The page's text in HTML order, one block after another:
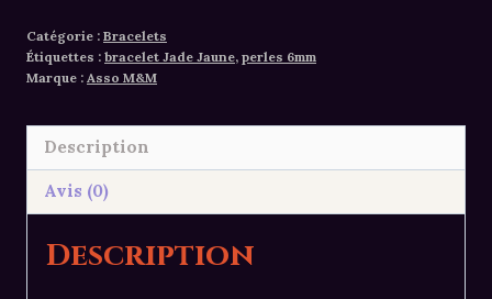
Jade
Jaune
Catégorie : Bracelets
Étiquettes : bracelet Jade Jaune, perles 6mm
Marque : Asso M&M
Description
Avis (0)
Description